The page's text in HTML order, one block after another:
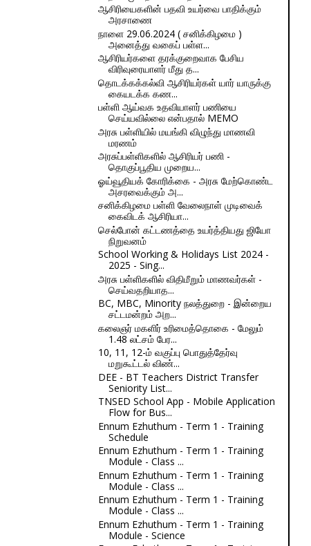
ஆசிரியைகளின் பதவி உயர்வை பாதிக்கும்
அரசாணை
நாளை 29.06.2024 ( சனிக்கிழமை )
அனைத்து வகைப் பள்ள...
ஆசிரியர்களை தரக்குறைவாக பேசிய
விரிவுரையாளர் மீது த...
தொடக்கக்கல்வி ஆசிரியர்கள் யார் யாருக்கு
கையடக்க கண...
பள்ளி ஆய்வக உதவியாளர் பணியை
செய்யவில்லை என்பதால் MEMO
அரசு பள்ளியில் மயங்கி விழுந்து மாணவி
மரணம்
அரசுப்பள்ளிகளில் ஆசிரியர் பணி -
தொகுப்பூதிய முறைய...
ஓய்வூதியக் கோரிக்கை - அரசு மேற்கொண்ட
அசரவைக்கும் அ...
சனிக்கிழமை பள்ளி வேலைநாள் முடிவைக்
கைவிடக் ஆசிரியா...
செல்போன் கட்டணத்தை உயர்த்தியது ஜியோ
நிறுவனம்
School Working & Holidays List 2024 -
2025 - Sing...
அரசு பள்ளிகளில் விதிமீறும் மாணவர்கள் -
செய்வதறியாத...
BC, MBC, Minority நலத்துறை - இன்றைய
சட்டமன்றம் அற...
கலைஞர் மகளிர் உரிமைத்தொகை - மேலும்
1.48 லட்சம் பேர...
10, 11, 12-ம் வகுப்பு பொதுத்தேர்வு
மறுகூட்டல் விண்...
DEE - BT Teachers District Transfer
Seniority List...
TNSED School App - Mobile Application
Flow for Bus...
Ennum Ezhuthum - Term 1 - Training
Schedule
Ennum Ezhuthum - Term 1 - Training
Module - Class ...
Ennum Ezhuthum - Term 1 - Training
Module - Class ...
Ennum Ezhuthum - Term 1 - Training
Module - Class ...
Ennum Ezhuthum - Term 1 - Training
Module - Science